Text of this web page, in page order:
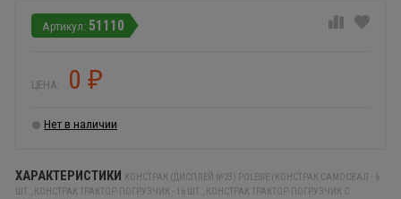
51110
ЦЕНА: 0 ₽
Нет в наличии
ХАРАКТЕРИСТИКИ КОНСТРАК (ДИСПЛЕЙ №23) POLESIE (КОНСТРАК САМОСВАЛ - 6
ШТ., КОНСТРАК ТРАКТОР-ПОГРУЗЧИК - 16 ШТ., КОНСТРАК ТРАКТОР-ПОГРУЗЧИК С